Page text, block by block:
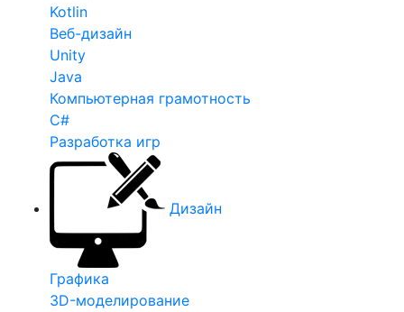
Kotlin
Веб-дизайн
Unity
Java
Компьютерная грамотность
C#
Разработка игр
Дизайн
Графика
3D-моделирование